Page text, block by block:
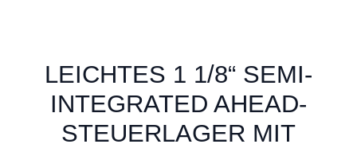
LEICHTES 1 1/8“ SEMI-
INTEGRATED AHEAD-
STEUERLAGER MIT